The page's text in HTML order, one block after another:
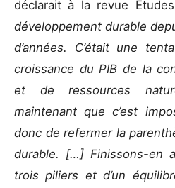
déclarait à la revue
développement durable
d’années. C’était une
croissance du PIB de la
et de ressources
maintenant que c’est
donc de refermer la
durable. […] Finissons-en
trois piliers et d’un